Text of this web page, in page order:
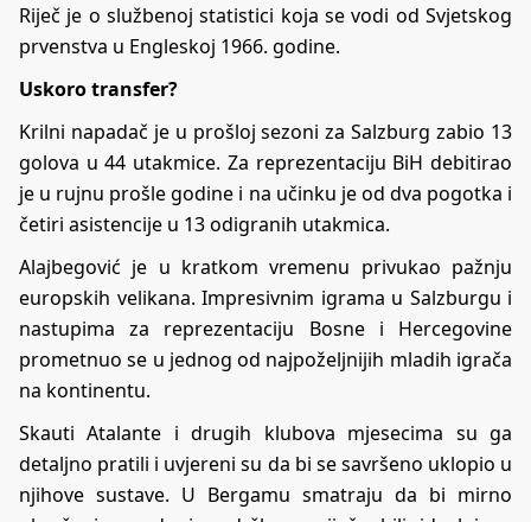
Riječ je o službenoj statistici koja se vodi od Svjetskog
prvenstva u Engleskoj 1966. godine.
Uskoro transfer?
Krilni napadač je u prošloj sezoni za Salzburg zabio 13
golova u 44 utakmice. Za reprezentaciju BiH debitirao
je u rujnu prošle godine i na učinku je od dva pogotka i
četiri asistencije u 13 odigranih utakmica.
Alajbegović je u kratkom vremenu privukao pažnju
europskih velikana. Impresivnim igrama u Salzburgu i
nastupima za reprezentaciju Bosne i Hercegovine
prometnuo se u jednog od najpoželjnijih mladih igrača
na kontinentu.
Skauti Atalante i drugih klubova mjesecima su ga
detaljno pratili i uvjereni su da bi se savršeno uklopio u
njihove sustave. U Bergamu smatraju da bi mirno